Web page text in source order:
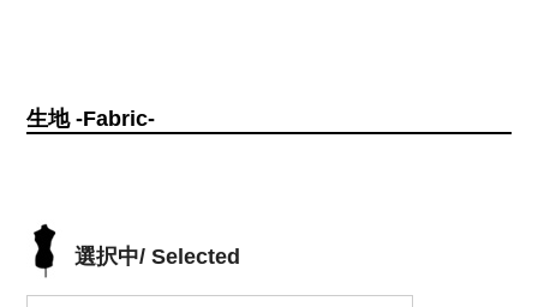
生地 -Fabric-
選択中/ Selected